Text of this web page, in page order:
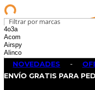
Filtrar por marcas
NOVEDADES -
ENVÍO GRATIS PARA